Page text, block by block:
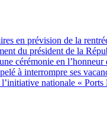
en prévision de la
du président de la
cérémonie en
à interrompre ses
nationale «